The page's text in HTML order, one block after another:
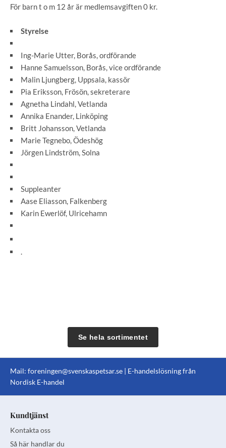
För barn t o m 12 år är medlemsavgiften 0 kr.
Styrelse
Ing-Marie Utter, Borås, ordförande
Hanne Samuelsson, Borås, vice ordförande
Malin Ljungberg, Uppsala, kassör
Pia Eriksson, Frösön, sekreterare
Agnetha Lindahl, Vetlanda
Annika Enander, Linköping
Britt Johansson, Vetlanda
Marie Tegnebo, Ödeshög
Jörgen Lindström, Solna
Suppleanter
Aase Eliasson, Falkenberg
Karin Ewerlöf, Ulricehamn
.
Se hela sortimentet
Mail: foreningen@svenskaspetsar.se | E-handelslösning från
Nordisk E-handel
Kundtjänst
Kontakta oss
Så här handlar du